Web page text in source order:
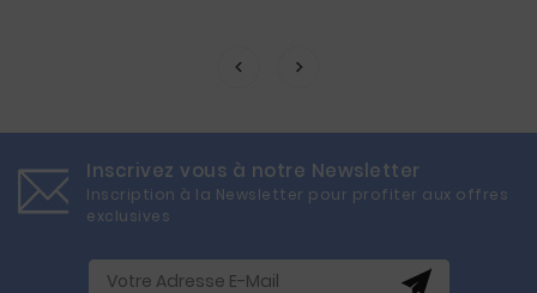
Inscrivez vous à notre Newsletter
Inscription à la Newsletter pour profiter aux offres
exclusives